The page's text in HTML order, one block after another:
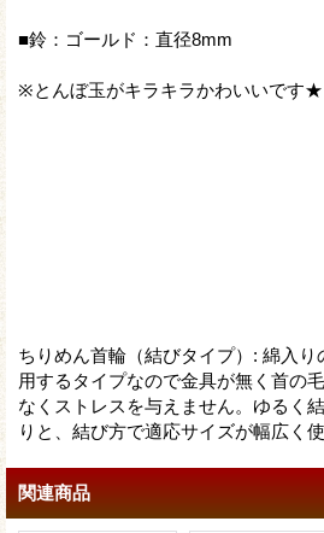
■鈴：ゴールド：直径8mm
※とんぼ玉がキラキラかわいいです★
ちりめん首輪（結びタイプ） : 綿入り
用するタイプなので金具が無く首の
なくストレスを与えません。ゆるく
りと、結び方で適応サイズが幅広く
関連商品